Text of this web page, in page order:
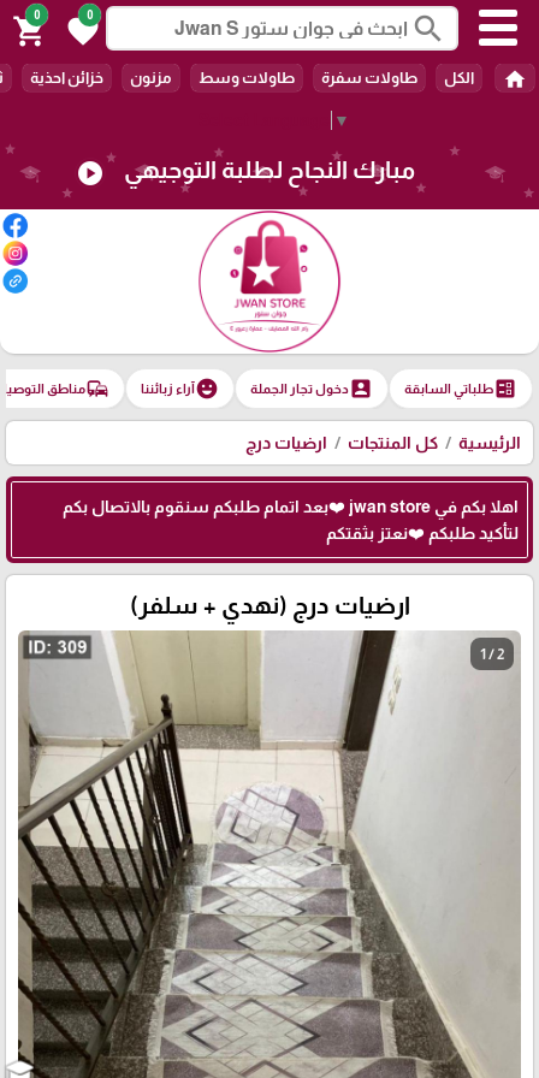
▼
search
0
favorite
0
shopping_cart
home الكل طاولات سفرة طاولات وسط مزنون خزائن احذية
مبارك النجاح لطلبة التوجيهي play_circle
ballotطلباتي السابقة account_boxدخول تجار الجملة emoji_emotionsآراء زبائننا commuteمناطق
الرئيسية كل المنتجات ارضيات درج
اهلا بكم في jwan store ❤️بعد اتمام طلبكم سنقوم بالاتصال بكم
لتأكيد طلبكم ❤️نعتز بثقتكم
ارضيات درج (نهدي + سلفر)
1 / 2